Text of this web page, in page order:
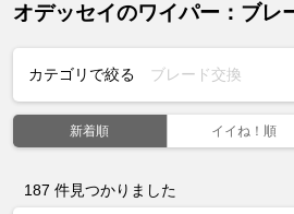
オデッセイのワイパー：ブレ
カテゴリで絞る ブレード交換
新着順 イイね！順
187 件見つかりました